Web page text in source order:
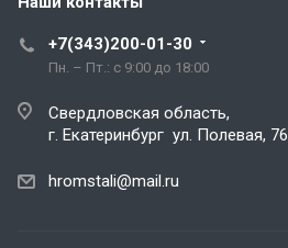
+7(343)200-01-30
Пн. – Пт.: с 9:00 до 18:00
Свердловская область,
г. Екатеринбург ул. Полевая, 76
hromstali@mail.ru